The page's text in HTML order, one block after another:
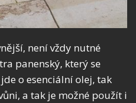
není vždy nutné
panenský, který se
o esenciální olej, tak
a tak je možné použít i